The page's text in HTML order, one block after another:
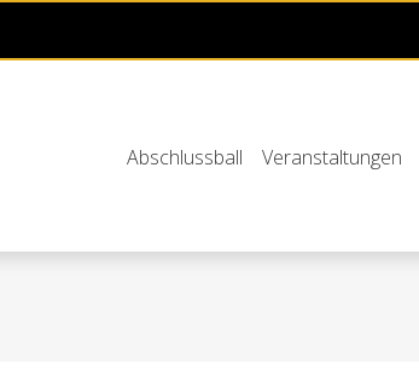
Abschlussball Veranstaltungen